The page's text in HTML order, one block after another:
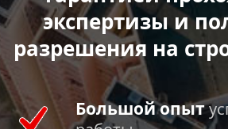
экспертизы и
разрешения на
Большой опыт